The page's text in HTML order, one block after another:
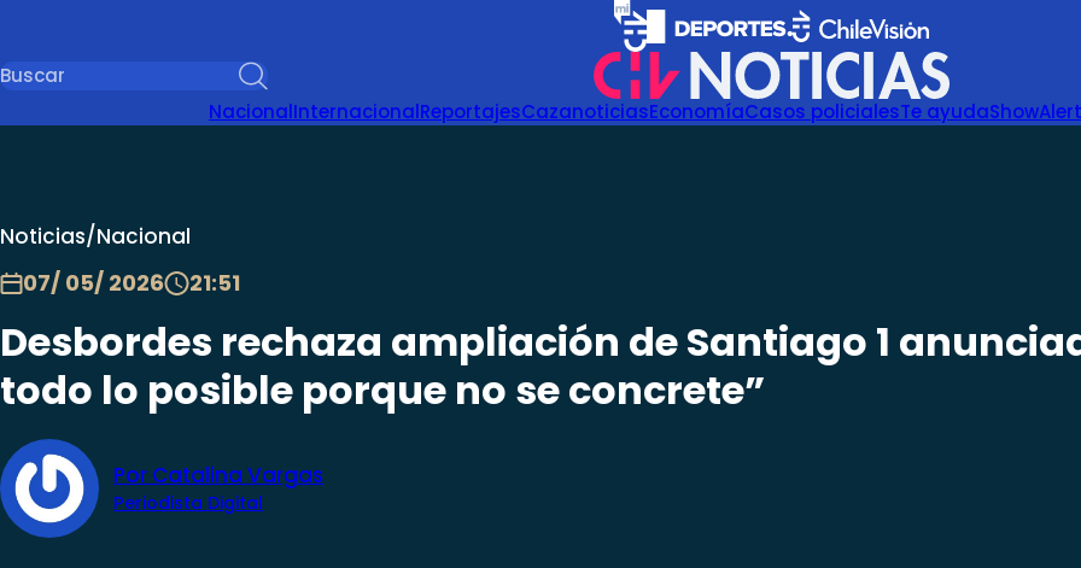
NacionalInternacionalReportajesCazanoticiasEconomíaCasos policialesTe ayudaShow
Noticias/Nacional
07/ 05/ 2026 21:51
Desbordes rechaza ampliación de Santiago 1
todo lo posible porque no se concrete”
Por Catalina Vargas
Periodista Digital